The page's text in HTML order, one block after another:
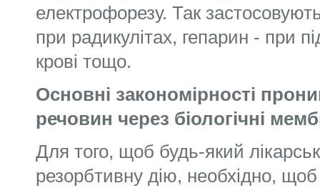
електрофорезу. Так
при радикулітах, гепарин - при
крові тощо.
Основні закономірності
речовин через біологічні
Для того, щоб будь-який
резорбтивну дію, необхідно, щоб